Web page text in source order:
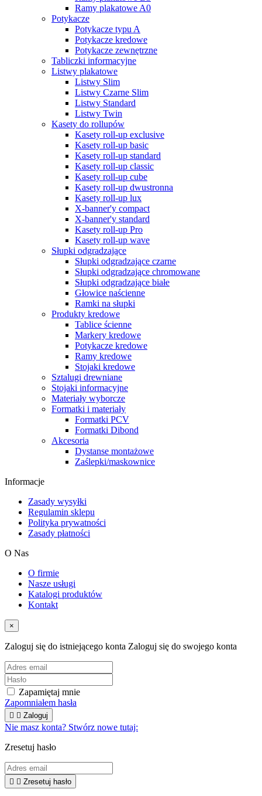
Ramy plakatowe A0
Potykacze
Potykacze typu A
Potykacze kredowe
Potykacze zewnętrzne
Tabliczki informacyjne
Listwy plakatowe
Listwy Slim
Listwy Czarne Slim
Listwy Standard
Listwy Twin
Kasety do rollupów
Kasety roll-up exclusive
Kasety roll-up basic
Kasety roll-up standard
Kasety roll-up classic
Kasety roll-up cube
Kasety roll-up dwustronna
Kasety roll-up lux
X-banner'y compact
X-banner'y standard
Kasety roll-up Pro
Kasety roll-up wave
Słupki odgradzające
Słupki odgradzające czarne
Słupki odgradzające chromowane
Słupki odgradzające białe
Głowice naścienne
Ramki na słupki
Produkty kredowe
Tablice ścienne
Markery kredowe
Potykacze kredowe
Ramy kredowe
Stojaki kredowe
Sztalugi drewniane
Stojaki informacyjne
Materiały wyborcze
Formatki i materiały
Formatki PCV
Formatki Dibond
Akcesoria
Dystanse montażowe
Zaślepki/maskownice
Informacje
Zasady wysyłki
Regulamin sklepu
Polityka prywatności
Zasady płatności
O Nas
O firmie
Nasze usługi
Katalogi produktów
Kontakt
×
Zaloguj się do istniejącego konta Zaloguj się do swojego konta
Zapamiętaj mnie
Zapomniałem hasła
  Zaloguj
Nie masz konta? Stwórz nowe tutaj:
Zresetuj hasło
  Zresetuj hasło